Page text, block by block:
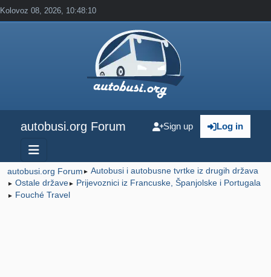
Kolovoz 08, 2026, 10:48:10
autobusi.org Forum Log in
Sign up
autobusi.org Forum ► Autobusi i autobusne tvrtke iz drugih država
► Ostale države► Prijevoznici iz Francuske, Španjolske i Portugala
► Fouché Travel